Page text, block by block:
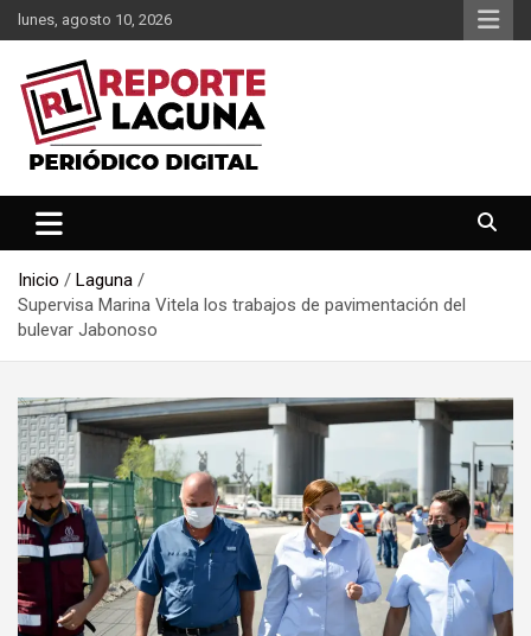
Saltar
al
contenido
lunes, agosto 10, 2026
Reporte Laguna
Inicio
Laguna
Supervisa Marina Vitela los trabajos de pavimentación del
bulevar Jabonoso